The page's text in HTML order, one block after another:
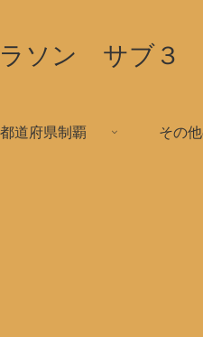
ソン サブ３
都道府県制覇 その